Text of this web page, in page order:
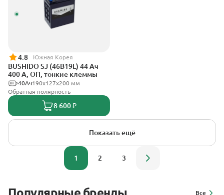
4.8 Южная Корея
BUSHIDO SJ (46B19L) 44 Ач
400 А, ОП, тонкие клеммы
190x127x200 мм
40Ач
Обратная полярность
8 600 ₽
Показать ещё
1 2 3
Все